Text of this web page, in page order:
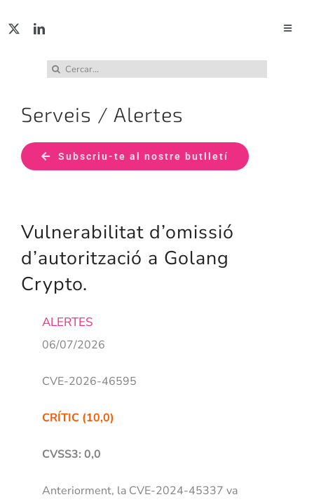
to
Toggle
Cerca
Serveis / Alertes
Subscriu-te al nostre butlletí
Vulnerabilitat d’omissió
d’autorització a Golang
Crypto.
ALERTES
06/07/2026
CVE-2026-46595
CRÍTIC (10,0)
CVSS3: 0,0
Anteriorment, la CVE-2024-45337 va